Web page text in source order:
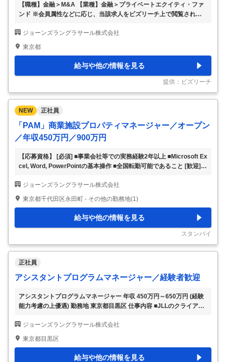
【職種】金融＞M&A 【業種】金融＞プライベートエクイティ・ファ
ンド ※会員属性などに応じ、当該求人をビズリーチ上で閲覧された際
賃貸住宅、物流施設や商業施設をはじめ、データセンターなどのオル
タナティブ不動産まで、あらゆる商業用不動産の売却や取得をサポー
バイザリー・チームの一員として、エクイティ・アドバイザリー案件
（JV、リキャピタライゼーション、M&A、ファンド・プレースメン
ト）の獲得に向けた分析・営業サポート業務を担っていただきます。
本ポジショ…
ジョーンズラングラサール株式会社
東京都
給与や他の情報を見る
提供：ビズリーチ
NEW 正社員
「PAM」商業施設プロパティマネージャー／オープン
／年収450万円／900万円
【応募資格】 [必須] ■事業会社等での実務経験2年以上 ■Microsoft Ex
cel, Word, PowerPointの基本操作 ■全国転勤可能であること [歓迎]
おいて店舗開発の経験がある方 ▼流通・小売業においてマネジメン
ト経験のある方 【フィットする人物像】 応募資格をご覧下さい 【職
収450万円～900万円） 【仕事内容】 【創業200年以上歴史ある企業
です】世界80ヵ国で展開、従業員約91,000名を擁し、売上高は166億
ジョーンズラングラサール株式会社
東京都千代田区永田町 - その他の勤務地(1)
給与や他の情報を見る
スタンバイ
正社員
アシスタントプログラムマネージャー／経験者歓迎
アシスタントプログラムマネージャー 年収 450万円～650万円 (経験
能力考慮の上優遇) 勤務地 東京都目黒区 仕事内容 ■JLLのクライアン
タントプログラムマネージャーを担当していただきます。 【具体的
には】 ・ 包括的なプログラム提供のため、必要に応じてタイムライ
サポート ・イベントプロジェクト計画、タスクリスト、ステータス
ジョーンズラングラサール株式会社
東京都目黒区
給与や他の情報を見る